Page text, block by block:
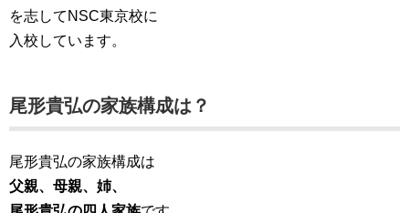
を志してNSC東京校に
入校しています。
尾形貴弘の家族構成は？
尾形貴弘の家族構成は
父親、母親、姉、